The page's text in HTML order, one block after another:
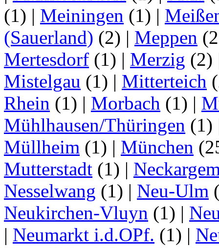
(1) | Meiningen (1) |
(Sauerland) (2) | Meppen
Mertesdorf (1) | Merzig (2)
Mistelgau (1) | Mitterteich
Rhein (1) | Morbach (1) |
Mühlhausen/Thüringen (1)
Müllheim (1) | München
Mutterstadt (1) |
Nesselwang (1) | Neu-Ulm
Neukirchen-Vluyn (1) |
| Neumarkt i.d.OPf. (1) |